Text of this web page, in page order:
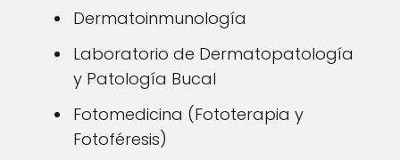
Dermatoinmunología
Laboratorio de Dermatopatología
y Patología Bucal
Fotomedicina (Fototerapia y
Fotoféresis)